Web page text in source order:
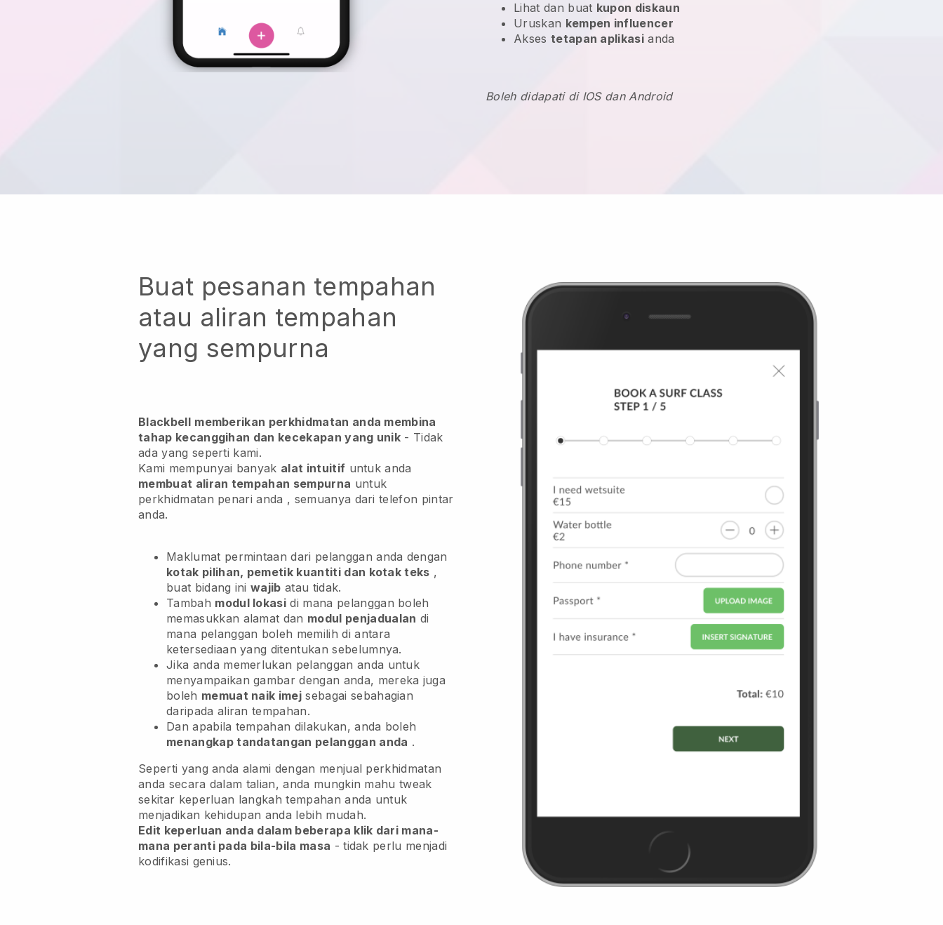
Lihat dan buat kupon diskaun
Uruskan kempen influencer
Akses tetapan aplikasi anda
Boleh didapati di IOS dan Android
Buat pesanan tempahan
atau aliran tempahan
yang sempurna
Blackbell memberikan perkhidmatan anda membina
tahap kecanggihan dan kecekapan yang unik - Tidak
ada yang seperti kami.
Kami mempunyai banyak alat intuitif untuk anda
membuat aliran tempahan sempurna untuk
perkhidmatan penari anda , semuanya dari telefon pintar
anda.
Maklumat permintaan dari pelanggan anda dengan
kotak pilihan, pemetik kuantiti dan kotak teks ,
buat bidang iniwajib atau tidak.
Tambah modul lokasi di mana pelanggan boleh
memasukkan alamat dan modul penjadualan di
mana pelanggan boleh memilih di antara
ketersediaan yang ditentukan sebelumnya.
Jika anda memerlukan pelanggan anda untuk
menyampaikan gambar dengan anda, mereka juga
boleh memuat naik imej sebagai sebahagian
daripada aliran tempahan.
Dan apabila tempahan dilakukan, anda boleh
menangkap tandatangan pelanggan anda .
Seperti yang anda alami dengan menjual perkhidmatan
anda secara dalam talian, anda mungkin mahu tweak
sekitar keperluan langkah tempahan anda untuk
menjadikan kehidupan anda lebih mudah.
Edit keperluan anda dalam beberapa klik dari mana-
mana peranti pada bila-bila masa - tidak perlu menjadi
kodifikasi genius.